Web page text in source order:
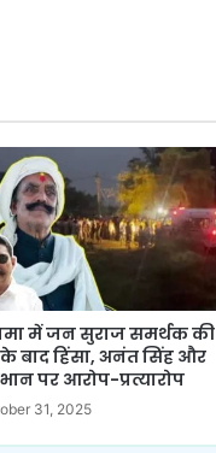
में जन सुराज समर्थक की
के बाद हिंसा, अनंत सिंह और
पर आरोप-प्रत्यारोप
31, 2025